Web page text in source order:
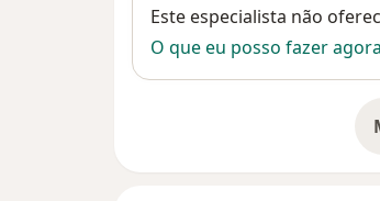
Disponibilidade
Este especialista não
O que eu posso fazer